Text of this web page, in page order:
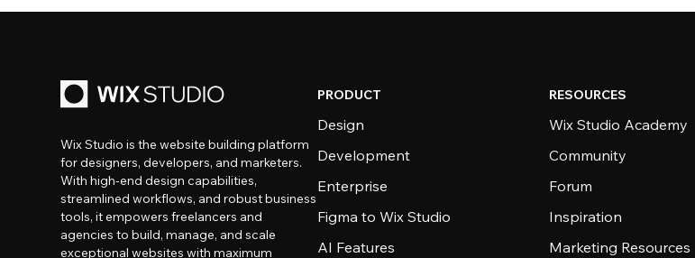
Wix Studio is the website building platform
for designers, developers, and marketers.
With high-end design capabilities,
streamlined workflows, and robust business
tools, it empowers freelancers and
agencies to build, manage, and scale
exceptional websites with maximum
PRODUCT
Design
Development
Enterprise
Figma to Wix Studio
AI Features
RESOURCES
Wix Studio Academy
Community
Forum
Inspiration
Marketing Resources